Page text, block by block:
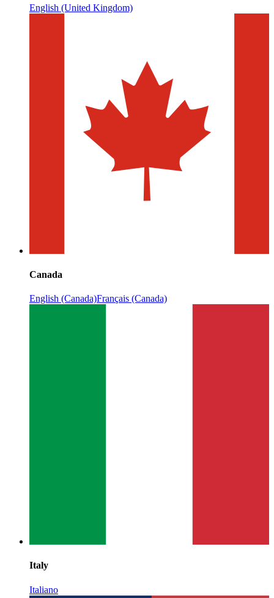
English (United Kingdom)
Canada
English (Canada)Français (Canada)
Italy
Italiano